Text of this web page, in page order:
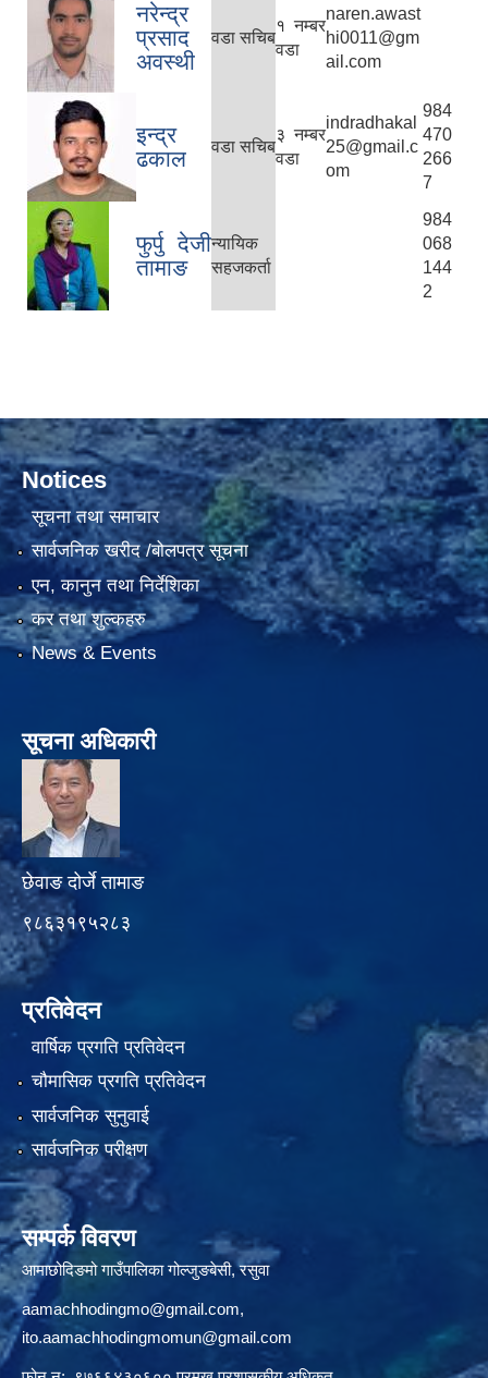
नरेन्द्र
प्रसाद
अवस्थी
वडा सचिब
१ नम्बर
वडा
naren.awast
hi0011@gm
ail.com
इन्द्र
ढकाल
वडा सचिब
३ नम्बर
वडा
indradhakal
25@gmail.c
om
984
470
266
7
फुर्पु देजी
तामाङ
न्यायिक
सहजकर्ता
984
068
144
2
Notices
सूचना तथा समाचार
सार्वजनिक खरीद /बोलपत्र सूचना
एन, कानुन तथा निर्देशिका
कर तथा शुल्कहरु
News & Events
सूचना अधिकारी
छेवाङ दोर्जे तामाङ
९८६३१९५२८३
प्रतिवेदन
वार्षिक प्रगति प्रतिवेदन
चौमासिक प्रगति प्रतिवेदन
सार्वजनिक सुनुवाई
सार्वजनिक परीक्षण
सम्पर्क विवरण
आमाछोदिङमो गाउँपालिका गोल्जुङबेसी, रसुवा
aamachhodingmo@gmail.com,
ito.aamachhodingmomun@gmail.com